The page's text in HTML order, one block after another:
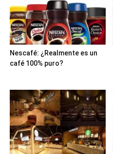
Nescafé: ¿Realmente es un
café 100% puro?